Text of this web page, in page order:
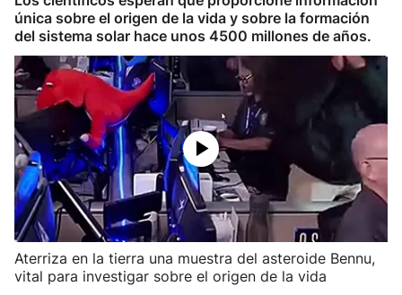
única sobre el origen de la vida y sobre la formación
del sistema solar hace unos 4500 millones de años.
Aterriza en la tierra una muestra del asteroide Bennu,
vital para investigar sobre el origen de la vida